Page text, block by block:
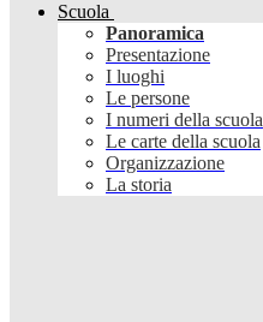
Scuola
Panoramica
Presentazione
I luoghi
Le persone
I numeri della scuola
Le carte della scuola
Organizzazione
La storia